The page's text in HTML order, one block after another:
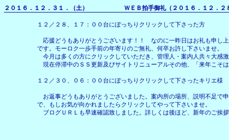
２０１６．１２．３１．（土） ＷＥＢ拍手御礼（２０１６．１２．２８
１２／２８、１７：００台にぽっちりクリックして下さった方
応援どうもありがとうございます！！ なのに一昨日はお礼も申し
です。モーロク一歩手前の年寄りのご無礼、何卒お許し下さいませ。
今月は多くの方にクリックしていただき、管理人・案内人共々大感
現在停滞中のＳＳ更新及びサイトリニューアルその他、「来年こそ
１２／３０、０６：００台にぽっちりクリックして下さったキリエ様
お返事どうもありがとうございました。案内所の場所、説明不足で
で、もしお気が向かれましたらクリックしてやって下さいませ。
ブログＵＲＬも早速確認致しました。詳しくは後ほど、新年のご挨